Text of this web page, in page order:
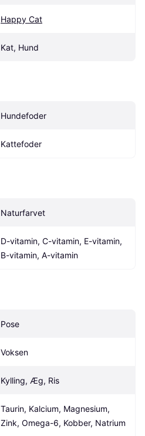
Happy Cat
Kat, Hund
Hundefoder
Kattefoder
Naturfarvet
D-vitamin, C-vitamin, E-vitamin,
B-vitamin, A-vitamin
Pose
Voksen
Kylling, Æg, Ris
Taurin, Kalcium, Magnesium,
Zink, Omega-6, Kobber, Natrium